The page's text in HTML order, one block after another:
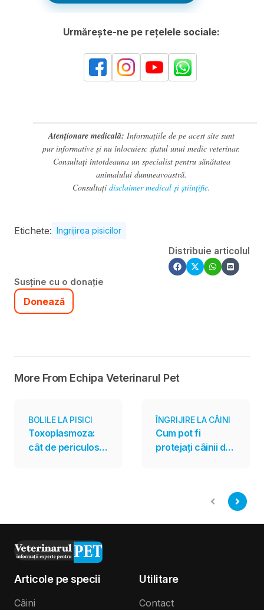
Urmărește-ne pe rețelele sociale:
Atenționare medicală: Informațiile de pe acest site sunt
pur informative și nu înlocuiesc sfatul unui medic veterinar.
Consultați întotdeauna un specialist pentru sănătatea
animalului dumneavoastră.
Consultați disclaimer medical și științific.
Etichete: Ingrijirea pisicilor
Distribuie articolul
Susține cu o donație
Donează
More From Echipa Veterinarul Pet
BOLILE LA PISICI
Toxoplasmoza:
cât de periculos
ÎNGRIJIRE LA CÂINI
Cum pot fi
protejați câinii de
Articole pe specii
Câini
Utilitare
Contact